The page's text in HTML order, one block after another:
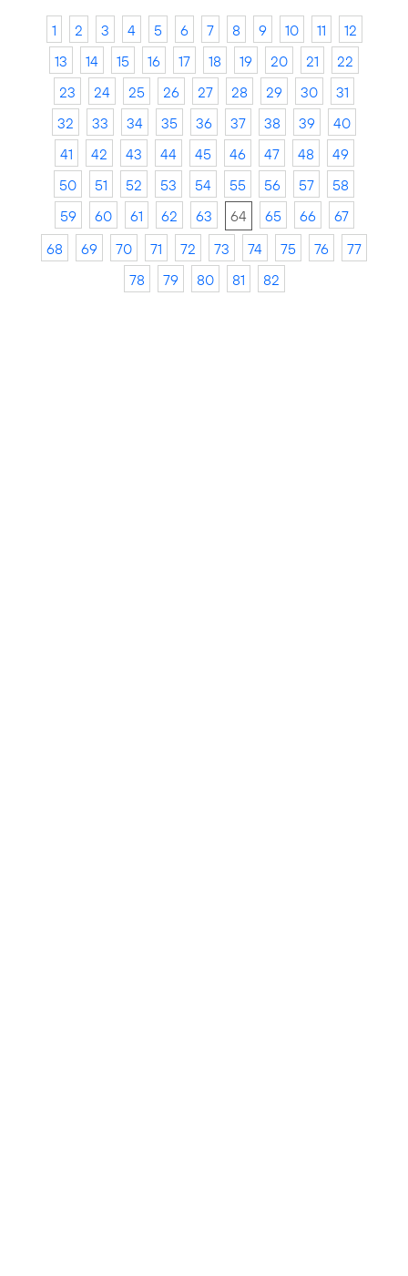
1 2 3 4 5 6 7 8 9 10 11
12
13
14 15 16 17 18 19 20 21
22
23
24 25 26 27 28 29 30
31
32
33 34 35 36 37 38 39
40
41
42 43 44 45 46 47 48
49
50
51 52 53 54 55 56 57
58
59
60 61 62 63 64 65 66
67
68
69 70 71 72 73 74 75 76
77
78
79 80 81 82